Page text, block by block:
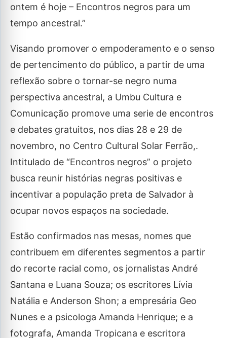
ontem é hoje – Encontros negros para um
tempo ancestral.”
Visando promover o empoderamento e o senso
de pertencimento do público, a partir de uma
reflexão sobre o tornar-se negro numa
perspectiva ancestral, a Umbu Cultura e
Comunicação promove uma serie de encontros
e debates gratuitos, nos dias 28 e 29 de
novembro, no Centro Cultural Solar Ferrão,.
Intitulado de “Encontros negros” o projeto
busca reunir histórias negras positivas e
incentivar a população preta de Salvador à
ocupar novos espaços na sociedade.
Estão confirmados nas mesas, nomes que
contribuem em diferentes segmentos a partir
do recorte racial como, os jornalistas André
Santana e Luana Souza; os escritores Lívia
Natália e Anderson Shon; a empresária Geo
Nunes e a psicologa Amanda Henrique; e a
fotografa, Amanda Tropicana e escritora